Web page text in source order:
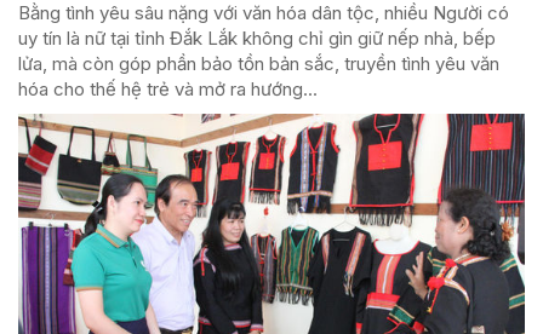
Bằng tình yêu sâu nặng với văn hóa dân tộc, nhiều Người có
uy tín là nữ tại tỉnh Đắk Lắk không chỉ gìn giữ nếp nhà, bếp
lửa, mà còn góp phần bảo tồn bản sắc, truyền tình yêu văn
hóa cho thế hệ trẻ và mở ra hướng...